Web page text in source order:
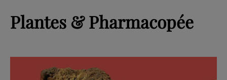
Plantes & Pharmacopée